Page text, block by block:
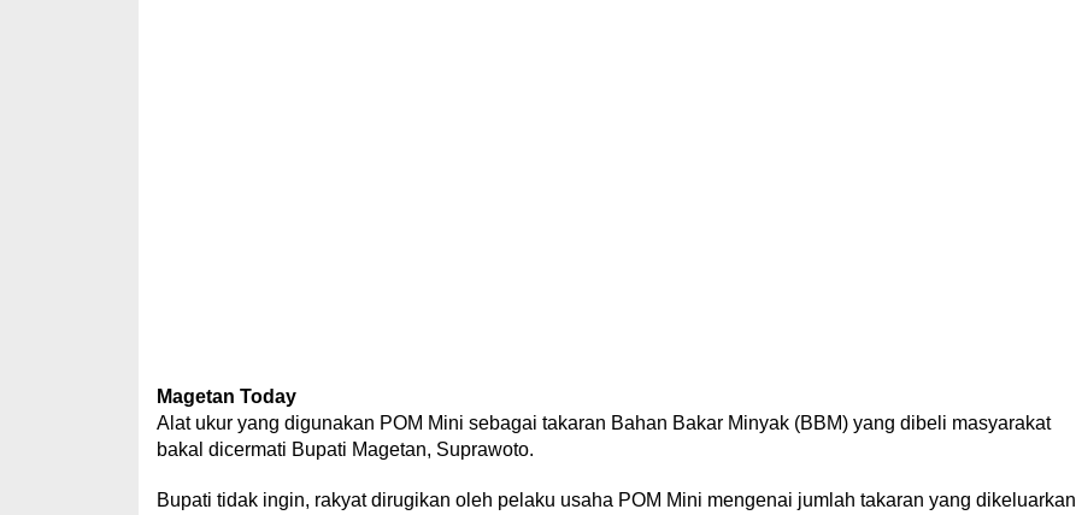
Magetan Today
Alat ukur yang digunakan POM Mini sebagai takaran Bahan Bakar Minyak (BBM) yang dibeli masyarakat
bakal dicermati Bupati Magetan, Suprawoto.
Bupati tidak ingin, rakyat dirugikan oleh pelaku usaha POM Mini mengenai jumlah takaran yang dikeluarkan